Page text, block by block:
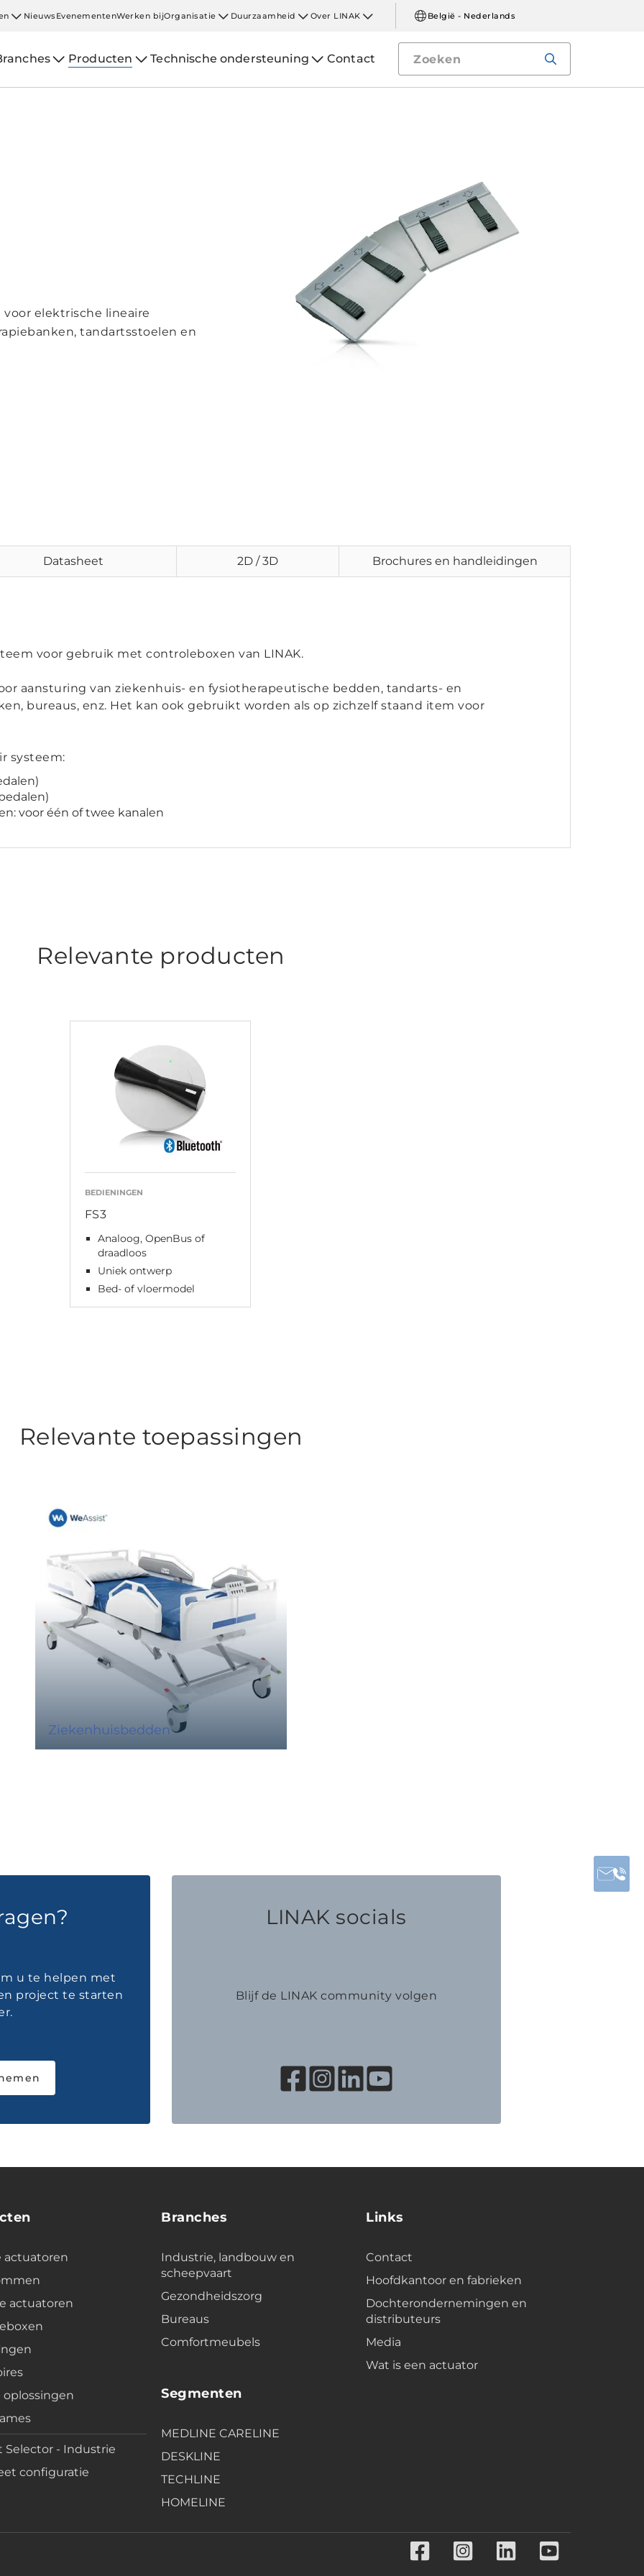
NieuwsEvenementenWerken bijOrganisatie Duurzaamheid Over LINAK België - Nederlands
Producten Technische ondersteuning Contact
elektrische lineaire
tandartsstoelen en
Datasheet 2D / 3D Brochures en handleidingen
voor gebruik met controleboxen van LINAK.
aansturing van ziekenhuis- en fysiotherapeutische bedden, tandarts- en
bureaus, enz. Het kan ook gebruikt worden als op zichzelf staand item voor
systeem:
voor één of twee kanalen
Relevante producten
BEDIENINGEN
FS3
Analoog, OpenBus of
draadloos
Uniek ontwerp
Bed- of vloermodel
Relevante toepassingen
Ziekenhuisbedden
u te helpen met
project te starten
LINAK socials
Blijf de LINAK community volgen
actuatoren
actuatoren
oplossingen
Selector - Industrie
configuratie
Branches
Industrie, landbouw en
scheepvaart
Gezondheidszorg
Bureaus
Comfortmeubels
Segmenten
MEDLINE CARELINE
DESKLINE
TECHLINE
HOMELINE
Links
Contact
Hoofdkantoor en fabrieken
Dochterondernemingen en
distributeurs
Media
Wat is een actuator